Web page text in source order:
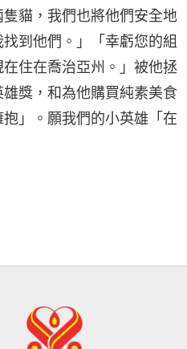
貓，我們也將他們安全地
到他們。」「幸虧您的組
住在喬治亞州。」被他拯
獎，和為他購買純素美食
」。願我們的小英雄「在